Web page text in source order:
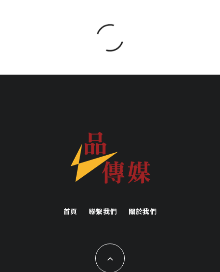
首頁 聯繫我們 關於我們